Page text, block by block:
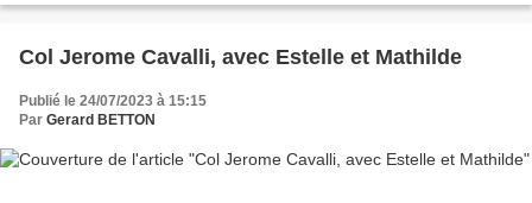
Col Jerome Cavalli, avec Estelle et Mathilde
Publié le 24/07/2023 à 15:15
Par Gerard BETTON